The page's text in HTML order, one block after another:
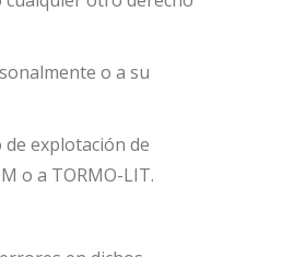
o a su
explotación de
o a TORMO-LIT.